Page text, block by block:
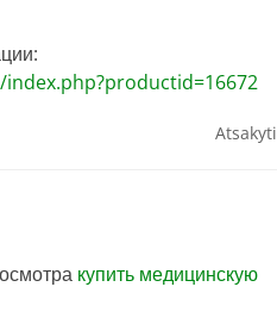
Atsakyti
купить медицинскую